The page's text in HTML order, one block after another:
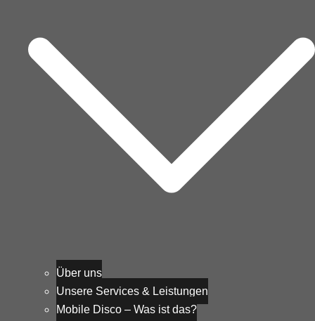
Über uns
Unsere Services & Leistungen
Mobile Disco – Was ist das?